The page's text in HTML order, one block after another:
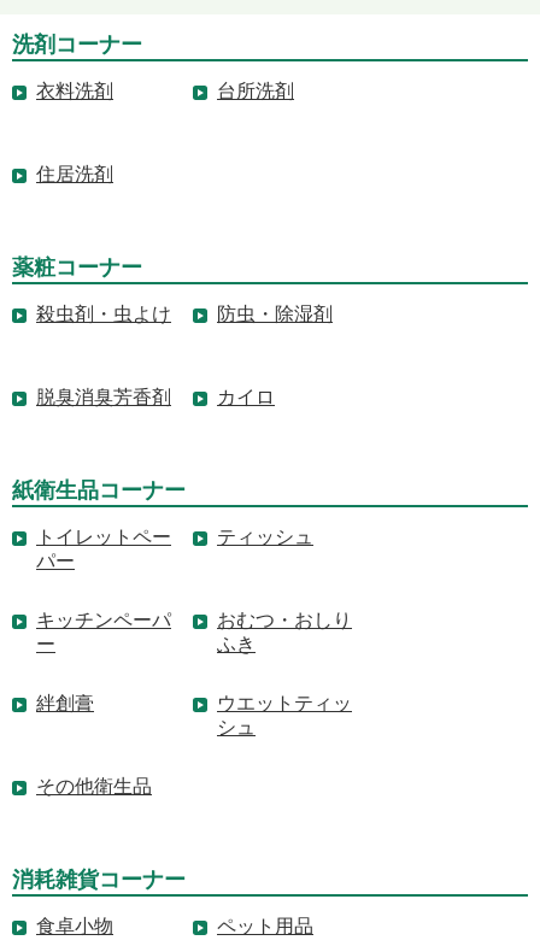
洗剤コーナー
衣料洗剤 台所洗剤
住居洗剤
薬粧コーナー
殺虫剤・虫よけ 防虫・除湿剤
脱臭消臭芳香剤 カイロ
紙衛生品コーナー
トイレットペー
パー
ティッシュ
キッチンペーパ
ー
おむつ・おしり
ふき
絆創膏
ウエットティッ
シュ
その他衛生品
消耗雑貨コーナー
食卓小物 ペット用品